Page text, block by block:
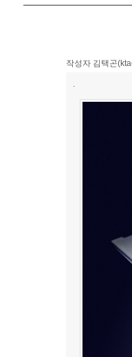
작성자 김택곤
.